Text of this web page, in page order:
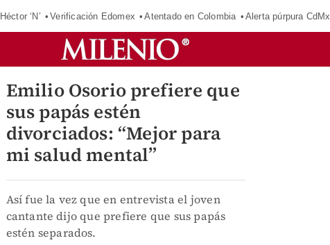
Héctor ‘N’ Verificación Edomex Atentado en Colombia Alerta púrpura CdMx
Emilio Osorio prefiere que
sus papás estén
divorciados: “Mejor para
mi salud mental”
Así fue la vez que en entrevista el joven
cantante dijo que prefiere que sus papás
estén separados.